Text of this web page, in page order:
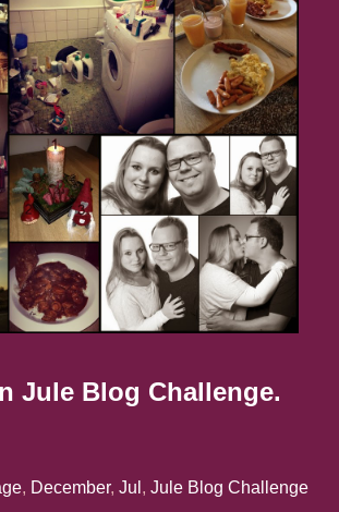
Jule Blog Challenge.
, December, Jul , Jule Blog Challenge